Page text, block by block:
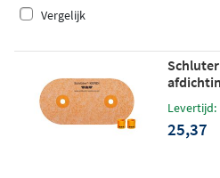
Vergelijk
25,37